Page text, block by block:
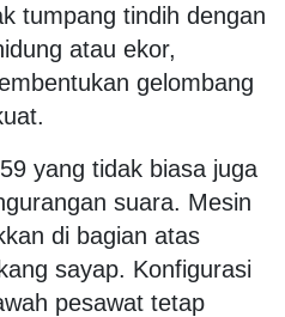
tumpang tindih dengan
atau ekor,
gelombang
yang tidak biasa juga
suara. Mesin
di bagian atas
sayap. Konfigurasi
pesawat tetap